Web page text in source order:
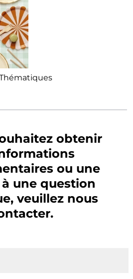
obtenir
ou une
une question
veuillez nous